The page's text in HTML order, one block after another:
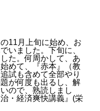
11月上旬に始め、お
いました。下旬に、
た。何周かして、あ
めて、『赤本』（教
試も含めて全部やり
が何度も出るし、解
ので、熟読しまし
・経済爽快講義』(栄